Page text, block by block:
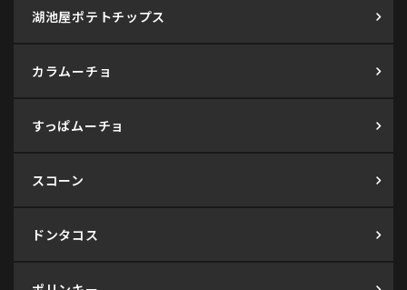
湖池屋ポテトチップス
カラムーチョ
すっぱムーチョ
スコーン
ドンタコス